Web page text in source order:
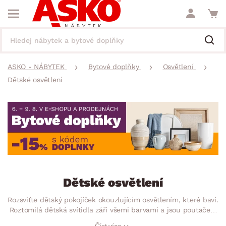
ASKO - NÁBYTEK Bytové doplňky
Osvětlení
Dětské osvětlení
Dětské osvětlení
Rozsviťte dětský pokojíček okouzlujícím osvětlením, které baví.
Roztomilá dětská svítidla září všemi barvami a jsou poutačem